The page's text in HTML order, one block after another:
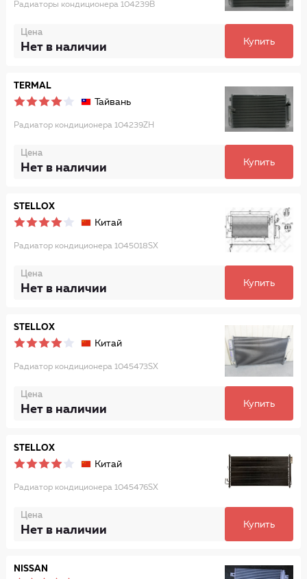
Радиаторы кондиционера 104239B
Цена
Нет в наличии Купить
TERMAL
Тайвань
Радиатор кондиционера 104239ZH
Цена
Нет в наличии Купить
STELLOX
Китай
Радиатор кондиционера 1045018SX
Цена
Нет в наличии Купить
STELLOX
Китай
Радиатор кондиционера 1045473SX
Цена
Нет в наличии Купить
STELLOX
Китай
Радиатор кондиционера 1045476SX
Цена
Нет в наличии Купить
NISSAN